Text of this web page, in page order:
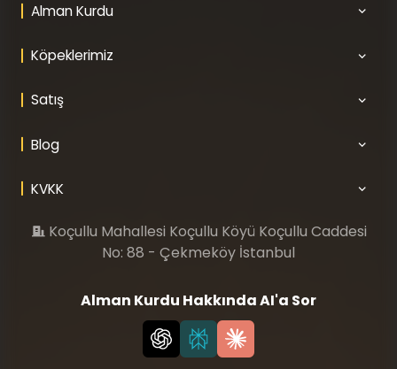
Alman Kurdu
Köpeklerimiz
Satış
Blog
KVKK
Koçullu Mahallesi Koçullu Köyü Koçullu Caddesi
No: 88 - Çekmeköy İstanbul
Alman Kurdu Hakkında AI'a Sor